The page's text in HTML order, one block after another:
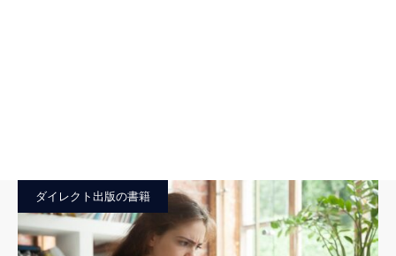
ダイレクト出版の書籍